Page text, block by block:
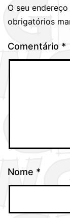
O seu
obrigatórios
Comentário *
Nome *